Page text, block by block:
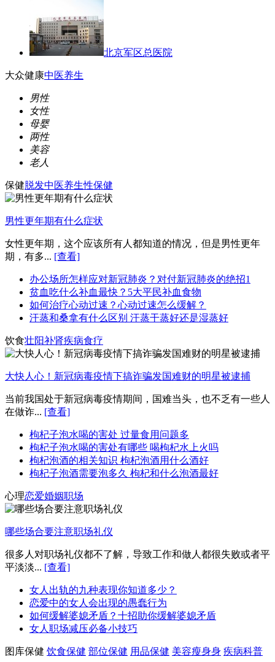
北京军区总医院
大众健康中医养生
男性
女性
母婴
两性
美容
老人
保健脱发中医养生性保健
男性更年期有什么症状
女性更年期，这个应该所有人都知道的情况，但是男性更年
期，有多... [查看]
办公场所怎样应对新冠肺炎？对付新冠肺炎的绝招1
贫血吃什么补血最快？5大平民补血食物
如何治疗心动过速？心动过速怎么缓解？
汗蒸和桑拿有什么区别 汗蒸干蒸好还是湿蒸好
饮食壮阳补肾疾病食疗
大快人心！新冠病毒疫情下搞诈骗发国难财的明星被逮捕
当前我国处于新冠病毒疫情期间，国难当头，也不乏有一些人
在做诈... [查看]
枸杞子泡水喝的害处 过量食用问题多
枸杞子泡水喝的害处有哪些 喝枸杞水上火吗
枸杞泡酒的相关知识 枸杞泡酒用什么酒好
枸杞子泡酒需要泡多久 枸杞和什么泡酒最好
心理恋爱婚姻职场
哪些场合要注意职场礼仪
很多人对职场礼仪都不了解，导致工作和做人都很失败或者平
平淡淡... [查看]
女人出轨的九种表现你知道多少？
恋爱中的女人会出现的愚蠢行为
如何缓解婆媳矛盾？十招助你缓解婆媳矛盾
女人职场减压必备小技巧
图库保健 饮食保健 部位保健 用品保健 美容瘦身身 疾病科普